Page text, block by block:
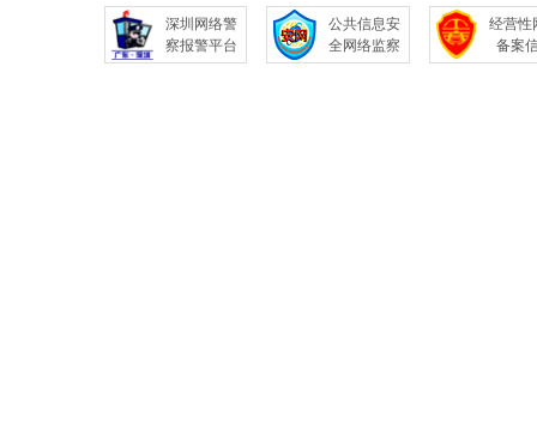
深圳网络警
察报警平台
公共信息安
全网络监察
经营性
备案